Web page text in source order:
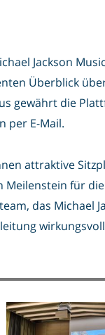
Jackson
Überblick
gewährt die
per E-Mail.
attraktive
Meilenstein für
das Michael
wirkungsvoll